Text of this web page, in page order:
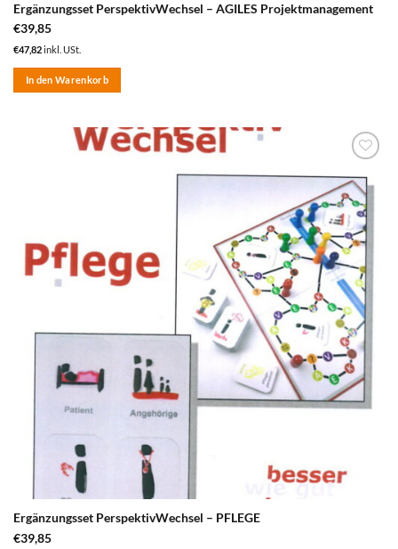
Ergänzungsset PerspektivWechsel – AGILES Projektmanagement
€39,85
€47,82inkl. USt.
In den Warenkorb
Merkzettel
hinzufügen
Ergänzungsset PerspektivWechsel – PFLEGE
€39,85